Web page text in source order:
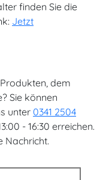
finden Sie die
Jetzt
dem
Sie können
unter 0341 2504
- 16:30 erreichen.
Nachricht.